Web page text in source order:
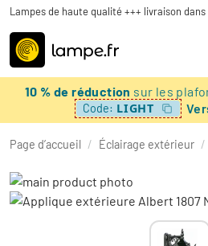
Lampes de haute qualité +++ livraison
10 % de réduction sur les
Code: LIGHT
Page d’accueil / Éclairage extérieur /